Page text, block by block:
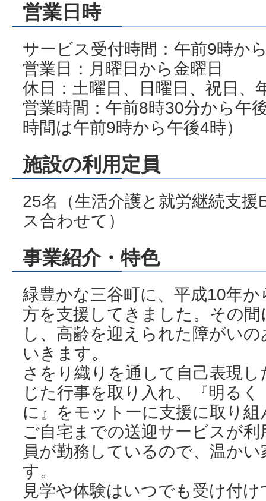
営業日時
サービス受付時間：午前9時か
営業日：月曜日から金曜日
休日：土曜日、日曜日、祝日、
営業時間：午前8時30分から午
時間は午前9時から午後4時）
施設の利用定員
25名（生活介護と就労継続支
ス合わせて）
事業紹介・特色
緑豊かな三谷町に、平成10年
方を支援してきました。その
し、高齢を迎えられた障がい
いきます。
さをり織りを通して自己表現
じた行事を取り入れ、『明る
に』をモットーに支援に取り
ご自宅までの送迎サービスが
員が勤務しているので、温か
す。
見学や体験はいつでも受け付